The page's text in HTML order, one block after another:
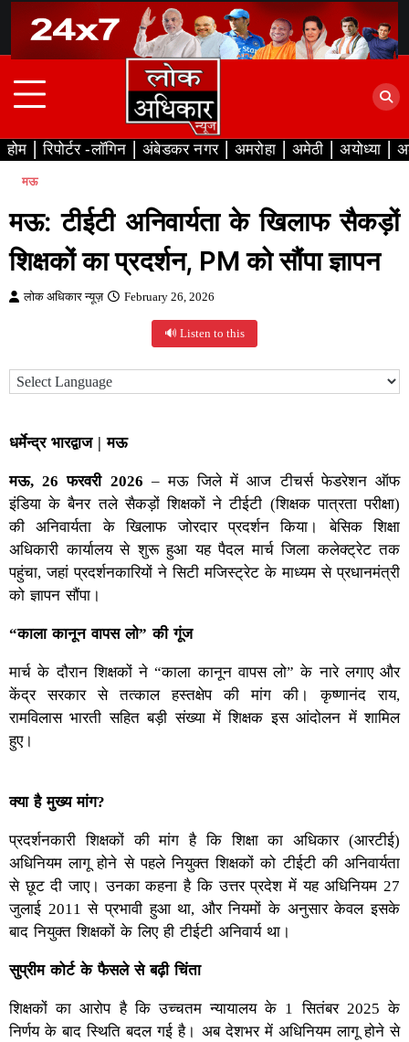
content
होम रिपोर्टर -लॉगिन अंबेडकर नगर अमरोहा अमेठी अयोध्या
मऊ
मऊ: टीईटी अनिवार्यता के खिलाफ सैकड़ों
शिक्षकों का प्रदर्शन, PM को सौंपा ज्ञापन
लोक अधिकार न्यूज़ February 26, 2026
🔊 Listen to this
धर्मेन्द्र भारद्वाज |मऊ
मऊ, 26फरवरी 2026 – मऊ जिले में आज टीचर्स फेडरेशन ऑफ
इंडिया के बैनर तले सैकड़ों शिक्षकों ने टीईटी (शिक्षक पात्रता परीक्षा)
की अनिवार्यता के खिलाफ जोरदार प्रदर्शन किया। बेसिक शिक्षा
अधिकारी कार्यालय से शुरू हुआ यह पैदल मार्च जिला कलेक्ट्रेट तक
पहुंचा, जहां प्रदर्शनकारियों ने सिटी मजिस्ट्रेट के माध्यम से प्रधानमंत्री
को ज्ञापन सौंपा।
“काला कानून वापस लो” की गूंज
मार्च के दौरान शिक्षकों ने “काला कानून वापस लो” के नारे लगाए और
केंद्र सरकार से तत्काल हस्तक्षेप की मांग की। कृष्णानंद राय,
रामविलास भारती सहित बड़ी संख्या में शिक्षक इस आंदोलन में शामिल
हुए।
क्या है मुख्य मांग?
प्रदर्शनकारी शिक्षकों की मांग है कि शिक्षा का अधिकार (आरटीई)
अधिनियम लागू होने से पहले नियुक्त शिक्षकों को टीईटी की अनिवार्यता
से छूट दी जाए। उनका कहना है कि उत्तर प्रदेश में यह अधिनियम 27
जुलाई 2011 से प्रभावी हुआ था, और नियमों के अनुसार केवल इसके
बाद नियुक्त शिक्षकों के लिए ही टीईटी अनिवार्य था।
सुप्रीम कोर्ट के फैसले से बढ़ी चिंता
शिक्षकों का आरोप है कि उच्चतम न्यायालय के 1 सितंबर 2025 के
निर्णय के बाद स्थिति बदल गई है। अब देशभर में अधिनियम लागू होने से